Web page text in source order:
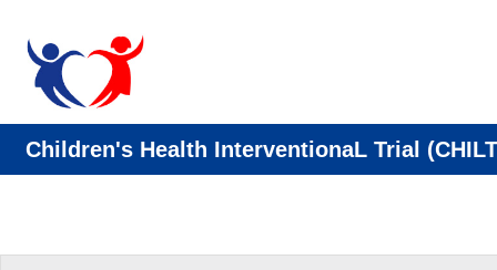
Children's Health InterventionaL Trial